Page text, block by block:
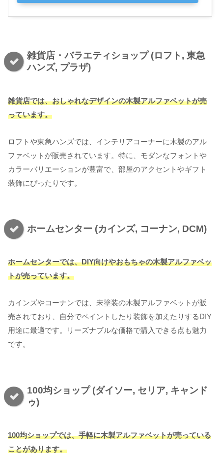
雑貨店・バラエティショップ (ロフト, 東急
ハンズ, プラザ)
雑貨店では、おしゃれなデザインの木製アルファベットが売
っています。
ロフトや東急ハンズでは、インテリアコーナーに木製のアル
ファベットが販売されています。特に、モダンなフォントや
カラーバリエーションが豊富で、部屋のアクセントやギフト
装飾にぴったりです。
ホームセンター (カインズ, コーナン, DCM)
ホームセンターでは、DIY向けやおもちゃの木製アルファベッ
トが売っています。
カインズやコーナンでは、未塗装の木製アルファベットが販
売されており、自分でペイントしたり装飾を加えたりするDIY
用途に最適です。リーズナブルな価格で購入できる点も魅力
です。
100均ショップ (ダイソー, セリア, キャンド
ゥ)
100均ショップでは、手軽に木製アルファベットが売っている
ことがあります。